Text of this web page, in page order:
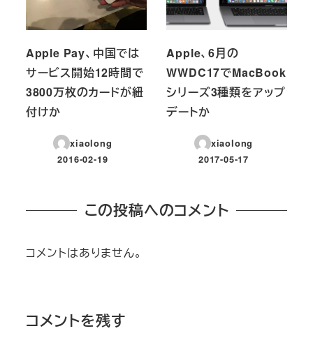
Apple Pay、中国では
サービス開始12時間で
3800万枚のカードが紐
付けか
xiaolong
投稿日
2016-02-19
Apple、6月の
WWDC17でMacBook
シリーズ3種類をアップ
デートか
xiaolong
投稿日
2017-05-17
この投稿へのコメント
コメントはありません。
コメントを残す